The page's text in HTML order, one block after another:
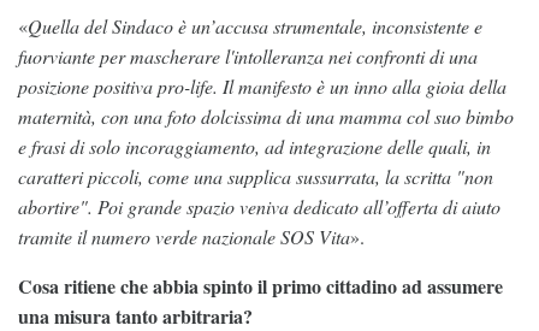
«Quella del Sindaco è un’accusa strumentale, inconsistente e
fuorviante per mascherare l'intolleranza nei confronti di una
posizione positiva pro-life. Il manifesto è un inno alla gioia della
maternità, con una foto dolcissima di una mamma col suo bimbo
e frasi di solo incoraggiamento, ad integrazione delle quali, in
caratteri piccoli, come una supplica sussurrata, la scritta "non
abortire". Poi grande spazio veniva dedicato all’offerta di aiuto
tramite il numero verde nazionale SOS Vita».
Cosa ritiene che abbia spinto il primo cittadino ad assumere
una misura tanto arbitraria?